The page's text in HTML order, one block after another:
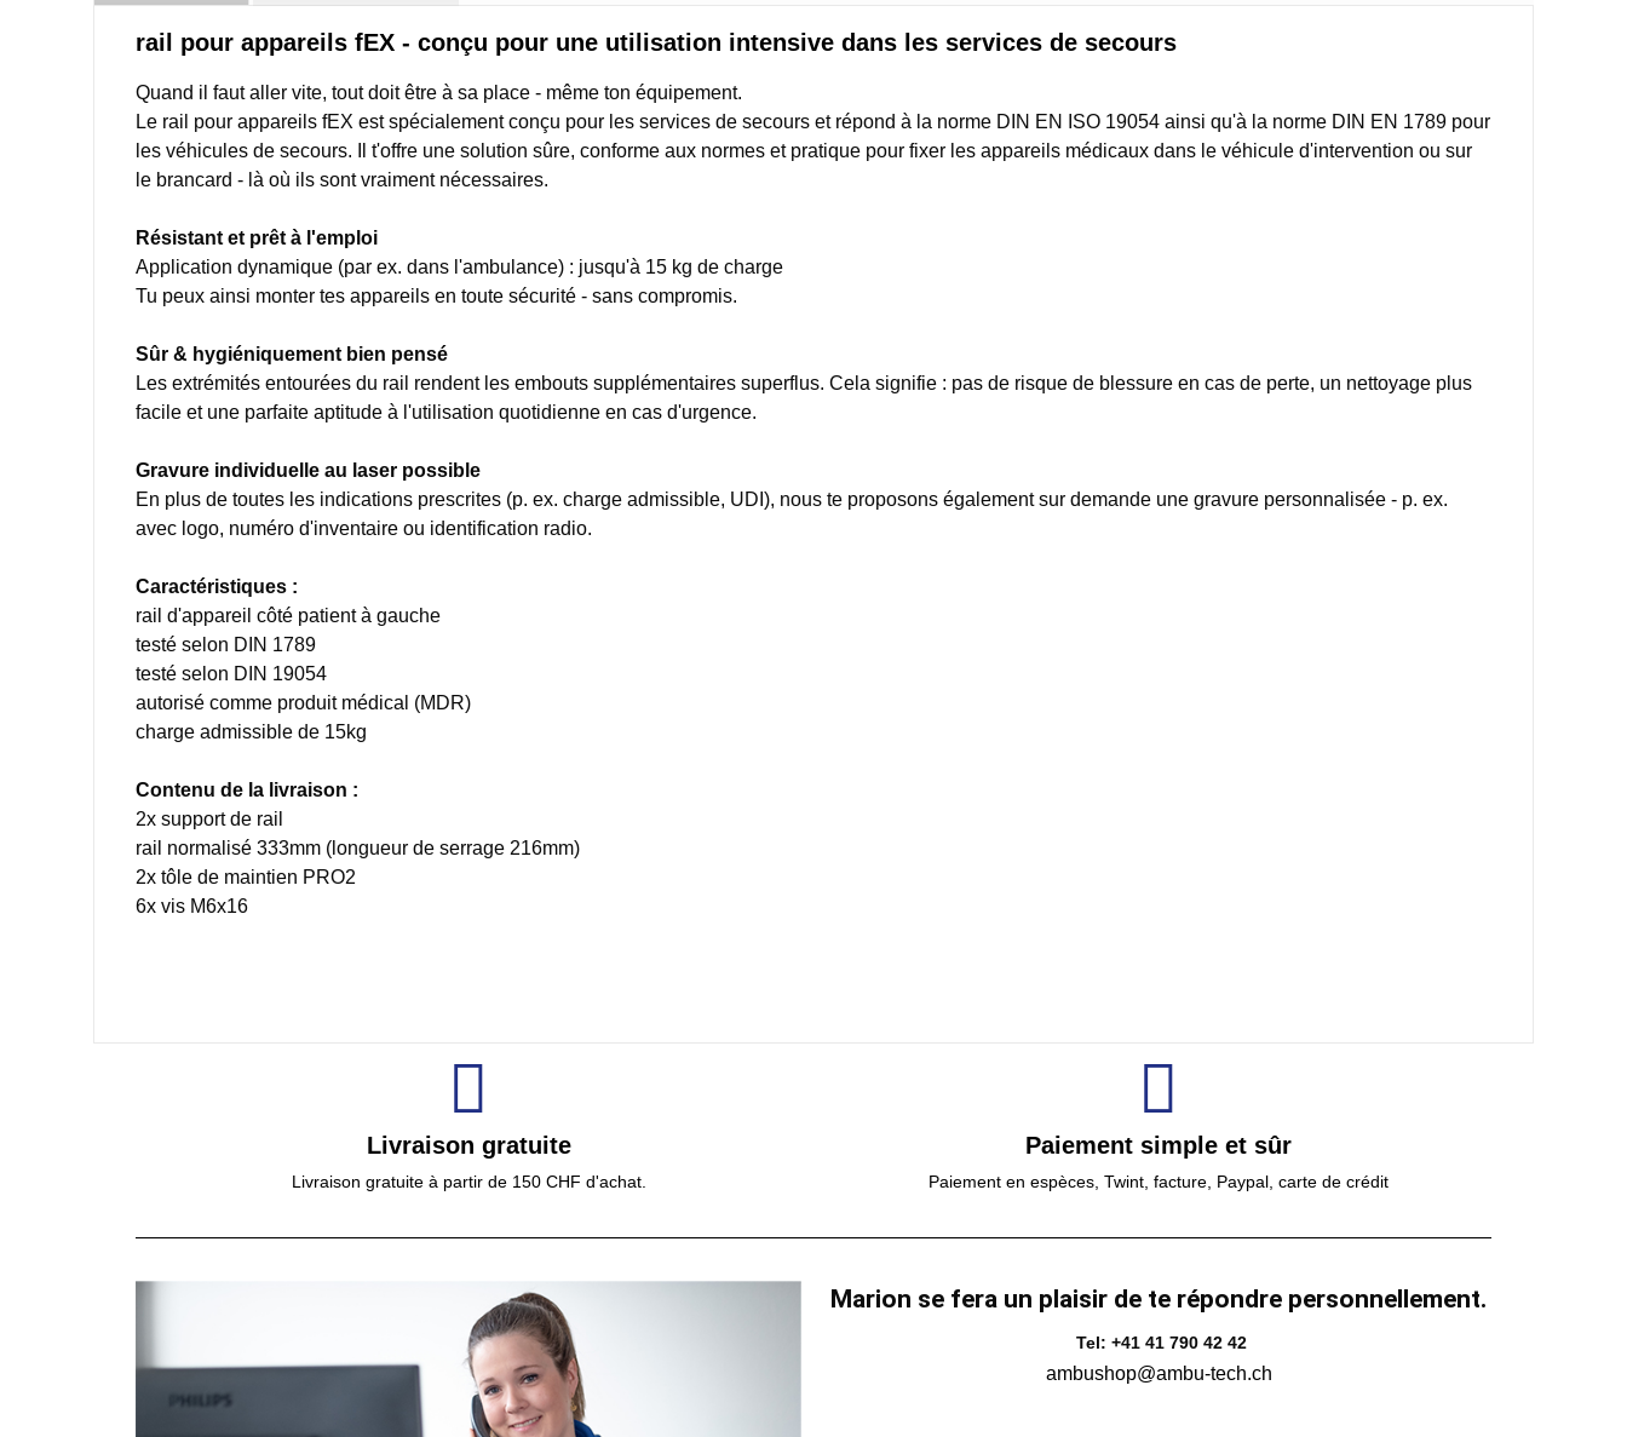
rail pour appareils fEX - conçu pour une utilisation intensive dans les services de secours
Quand il faut aller vite, tout doit être à sa place - même ton équipement.
Le rail pour appareils fEX est spécialement conçu pour les services de secours et répond à la norme DIN EN ISO 19054 ainsi qu'à la norme DIN EN 1789 pour
les véhicules de secours.
Il t'offre une solution sûre, conforme aux normes et pratique pour fixer les appareils médicaux dans le véhicule d'intervention ou sur
le brancard - là où ils sont vraiment nécessaires.
Résistant et prêt à l'emploi
Application dynamique (par ex. dans l'ambulance) : jusqu'à 15 kg de charge
Tu peux ainsi monter tes appareils en toute sécurité - sans compromis.
Sûr & hygiéniquement bien pensé
Les extrémités entourées du rail rendent les embouts supplémentaires superflus. Cela signifie : pas de risque de blessure en cas de perte, un nettoyage plus
facile et une parfaite aptitude à l'utilisation quotidienne en cas d'urgence.
Gravure individuelle au laser possible
En plus de toutes les indications prescrites (p. ex. charge admissible, UDI), nous te proposons également sur demande une gravure personnalisée - p. ex.
avec logo, numéro d'inventaire ou identification radio.
Caractéristiques :
rail d'appareil côté patient à gauche
testé selon DIN 1789
testé selon DIN 19054
autorisé comme produit médical (MDR)
charge admissible de 15kg
Contenu de la livraison :
2x support de rail
rail normalisé 333mm (longueur de serrage 216mm)
2x tôle de maintien PRO2
6x vis M6x16
Livraison gratuite
Livraison gratuite à partir de 150 CHF d'achat.
Paiement simple et sûr
Paiement en espèces, Twint, facture, Paypal, carte de crédit
Marion se fera un plaisir de te répondre personnellement.
Tel: +41 41 790 42 42
ambushop@ambu-tech.ch